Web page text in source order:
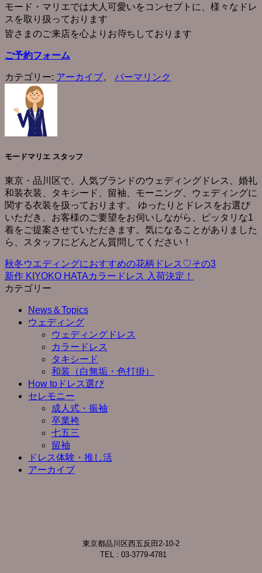
モード・マリエでは大人可愛いをコンセプトに、様々なドレ
スを取り扱っております
皆さまのご来店を心よりお待ちしております
ご予約フォーム
カテゴリー: アーカイブ。 パーマリンク
モードマリエ スタッフ
東京・品川区で、人気ブランドのウェディングドレス、婚礼
和装衣装、タキシード、留袖、モーニング、ウェディングに
関する衣装を扱っております。 ゆったりとドレスをお選び
いただき、お客様のご要望をお伺いしながら、ピッタリな1
着をご提案させていただきます。気になることがありました
ら、スタッフにどんどん質問してください！
秋冬ウエディングにおすすめの花柄ドレス♡その3
新作 KIYOKO HATAカラードレス 入荷決定！
カテゴリー
News＆Topics
ウェディング
ウェディングドレス
カラードレス
タキシード
和装（白無垢・色打掛）
How toドレス選び
セレモニー
成人式・振袖
卒業袴
七五三
留袖
ドレス体験・推し活
アーカイブ
東京都品川区西五反田2-10-2
TEL : 03-3779-4781